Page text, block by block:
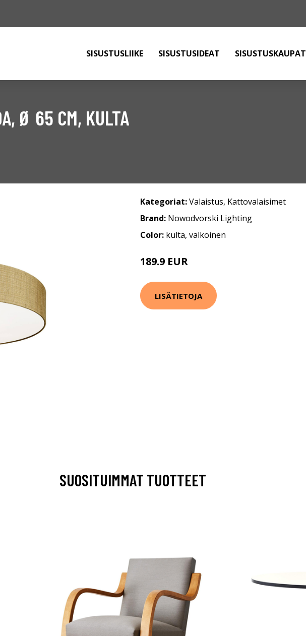
SISUSTUSLIIKE SISUSTUSIDEAT SISUSTUSKAUPAT
Ø 65 CM, KULTA
Kategoriat:Valaistus, Kattovalaisimet
Brand: Nowodvorski Lighting
Color: kulta, valkoinen
189.9 EUR
LISÄTIETOJA
SUOSITUIMMAT TUOTTEET